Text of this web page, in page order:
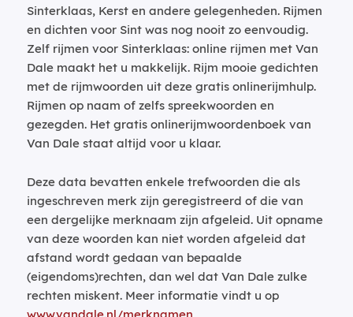
Sinterklaas, Kerst en andere gelegenheden. Rijmen
en dichten voor Sint was nog nooit zo eenvoudig.
Zelf rijmen voor Sinterklaas: online rijmen met Van
Dale maakt het u makkelijk. Rijm mooie gedichten
met de rijmwoorden uit deze gratis onlinerijmhulp.
Rijmen op naam of zelfs spreekwoorden en
gezegden. Het gratis onlinerijmwoordenboek van
Van Dale staat altijd voor u klaar.
Deze data bevatten enkele trefwoorden die als
ingeschreven merk zijn geregistreerd of die van
een dergelijke merknaam zijn afgeleid. Uit opname
van deze woorden kan niet worden afgeleid dat
afstand wordt gedaan van bepaalde
(eigendoms)rechten, dan wel dat Van Dale zulke
rechten miskent. Meer informatie vindt u op